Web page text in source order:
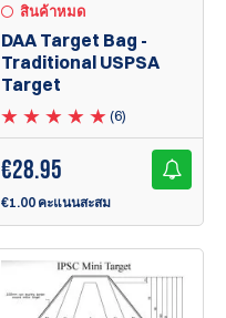
สินค้าหมด
DAA Target Bag -
Traditional USPSA
Target
(6)
€28.95
€1.00 คะแนนสะสม